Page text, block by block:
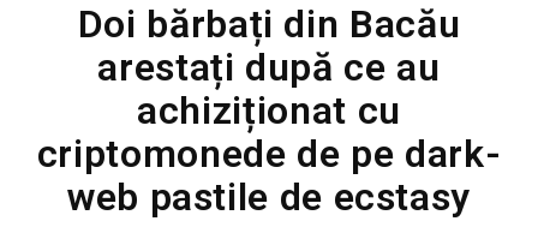
de
Doi bărbați din Bacău
arestați după ce au
achiziționat cu
criptomonede de pe dark-
web pastile de ecstasy